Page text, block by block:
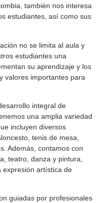
también nos interesa
estudiantes, así como sus
no se limita al aula y
estudiantes una
su aprendizaje y los
valores importantes para
integral de
una amplia variedad
incluyen diversos
tenis de mesa,
Además, contamos con
teatro, danza y pintura,
expresión artística de
guiadas por profesionales